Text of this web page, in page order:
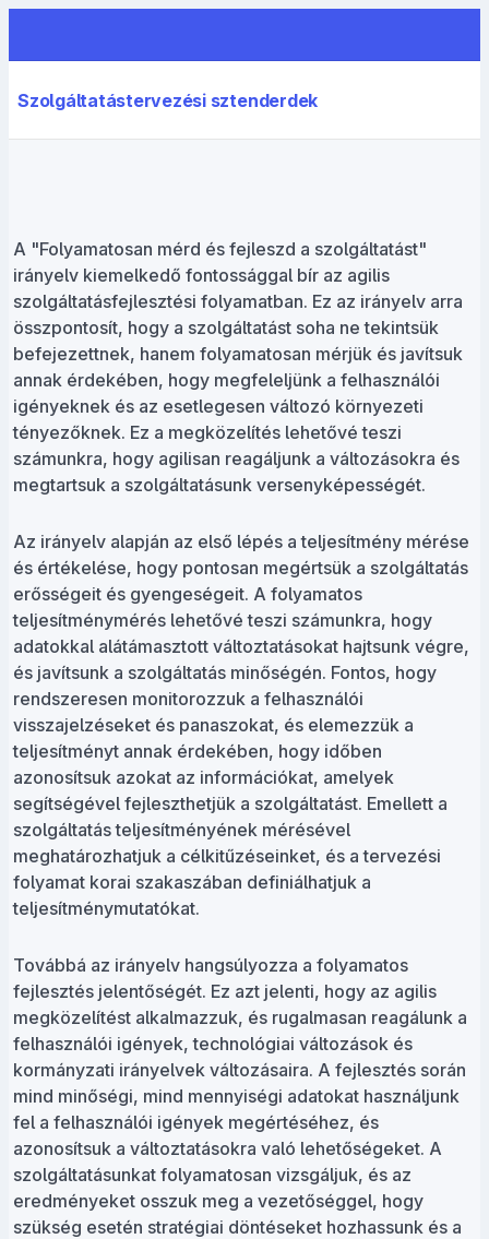
Szolgáltatástervezési sztenderdek
A "Folyamatosan mérd és fejleszd a szolgáltatást"
irányelv kiemelkedő fontossággal bír az agilis
szolgáltatásfejlesztési folyamatban. Ez az irányelv arra
összpontosít, hogy a szolgáltatást soha ne tekintsük
befejezettnek, hanem folyamatosan mérjük és javítsuk
annak érdekében, hogy megfeleljünk a felhasználói
igényeknek és az esetlegesen változó környezeti
tényezőknek. Ez a megközelítés lehetővé teszi
számunkra, hogy agilisan reagáljunk a változásokra és
megtartsuk a szolgáltatásunk versenyképességét.
Az irányelv alapján az első lépés a teljesítmény mérése
és értékelése, hogy pontosan megértsük a szolgáltatás
erősségeit és gyengeségeit. A folyamatos
teljesítménymérés lehetővé teszi számunkra, hogy
adatokkal alátámasztott változtatásokat hajtsunk végre,
és javítsunk a szolgáltatás minőségén. Fontos, hogy
rendszeresen monitorozzuk a felhasználói
visszajelzéseket és panaszokat, és elemezzük a
teljesítményt annak érdekében, hogy időben
azonosítsuk azokat az információkat, amelyek
segítségével fejleszthetjük a szolgáltatást. Emellett a
szolgáltatás teljesítményének mérésével
meghatározhatjuk a célkitűzéseinket, és a tervezési
folyamat korai szakaszában definiálhatjuk a
teljesítménymutatókat.
Továbbá az irányelv hangsúlyozza a folyamatos
fejlesztés jelentőségét. Ez azt jelenti, hogy az agilis
megközelítést alkalmazzuk, és rugalmasan reagálunk a
felhasználói igények, technológiai változások és
kormányzati irányelvek változásaira. A fejlesztés során
mind minőségi, mind mennyiségi adatokat használjunk
fel a felhasználói igények megértéséhez, és
azonosítsuk a változtatásokra való lehetőségeket. A
szolgáltatásunkat folyamatosan vizsgáljuk, és az
eredményeket osszuk meg a vezetőséggel, hogy
szükség esetén stratégiai döntéseket hozhassunk és a